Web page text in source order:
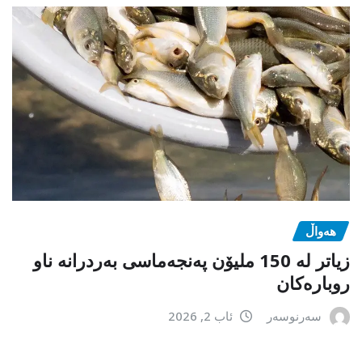
هەواڵ
زیاتر لە 150 ملیۆن پەنجەماسی بەردرانە ناو
روبارەکان
سەرنوسەر ئاب 2, 2026